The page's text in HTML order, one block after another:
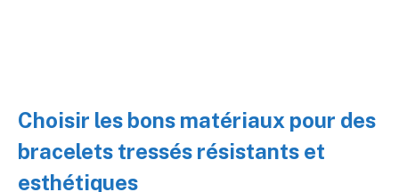
Choisir les bons matériaux pour des
bracelets tressés résistants et
esthétiques